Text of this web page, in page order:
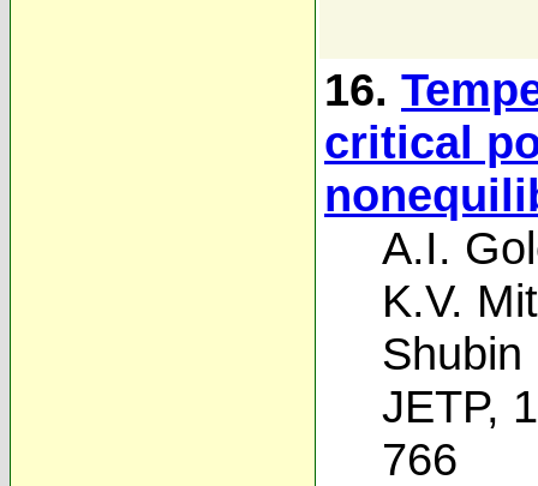
16.
critical
A.I.
K.V.
Shubin
JETP,
766